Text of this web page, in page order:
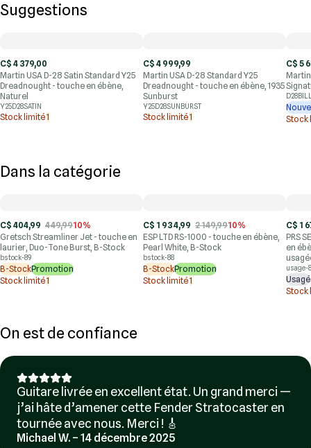
Suggestions
C$ 4 379,00
Martin USA D-28 Satin Standard Y25
Dreadnought - touche en ébène,
Naturel
Y25D28SATIN
Stock limité1
C$ 4 999,99
Martin USA D-28 Standard Y25
Dreadnought - touche en ébène, 1935
Sunburst
Y25D28SUNBURST
Stock limité1
C$ 5
Stock
Dans la catégorie
C$ 404,99 449,9910%
Gretsch Streamliner Jet - touche en
laurier, Duo-Tone Burst, B-Stock
bstock-89
B-StockPromotion
Stock limité1
C$ 1 934,99 2 149,9910%
ESP LTD RS-1000 - touche en ébène,
Pearl White, B-Stock
bstock-88
B-StockPromotion
Stock limité1
C$ 1
PRS
en
usage-
Usagé
Stock
On est de confiance
Guitare livrée en excellent état. Un grand merci —
j’ai hâte d’amener cette Fender Stratocaster en
tournée avec nous. Merci ! 🎸
Michael W. – 14 décembre 2025